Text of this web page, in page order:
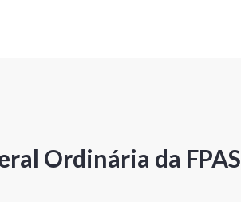
Ordinária da FPAS